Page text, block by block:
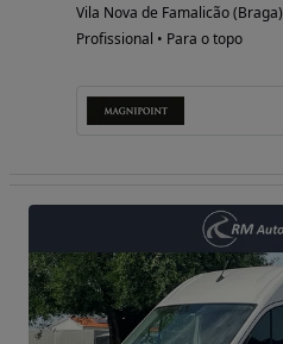
Vila Nova de Famalicão (Braga)
Profissional • Para o topo